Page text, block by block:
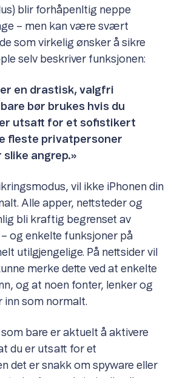
blir forhåpenltig neppe
– men kan være svært
som virkelig ønsker å sikre
selv beskriver funksjonen:
en drastisk, valgfri
bør brukes hvis du
utsatt for et sofistikert
fleste privatpersoner
angrep.»
vil ikke iPhonen din
Alle apper, nettsteder og
bli kraftig begrenset av
og enkelte funksjoner på
utilgjengelige. På nettsider vil
merke dette ved at enkelte
og at noen fonter, lenker og
inn som normalt.
bare er aktuelt å aktivere
du er utsatt for et
det er snakk om spyware eller